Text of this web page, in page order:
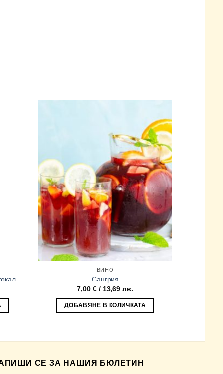
ВИНО
Сангрия
7,00 € / 13,69 лв.
ДОБАВЯНЕ В КОЛИЧКАТА
СЕ ЗА НАШИЯ БЮЛЕТИН